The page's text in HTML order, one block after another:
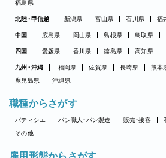
福島県
北陸・甲信越 新潟県 富山県 石川県 福
中国 広島県 岡山県 島根県 鳥取県
四国 愛媛県 香川県 徳島県 高知県
九州・沖縄 福岡県 佐賀県 長崎県 熊本
鹿児島県
沖縄県
職種からさがす
パティシエ パン職人・パン製造 販売・接客
その他
雇用形態からさがす